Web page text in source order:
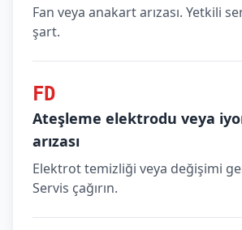
Fan veya anakart arızası. Yetkili
şart.
FD
Ateşleme elektrodu veya
arızası
Elektrot temizliği veya değişimi
Servis çağırın.